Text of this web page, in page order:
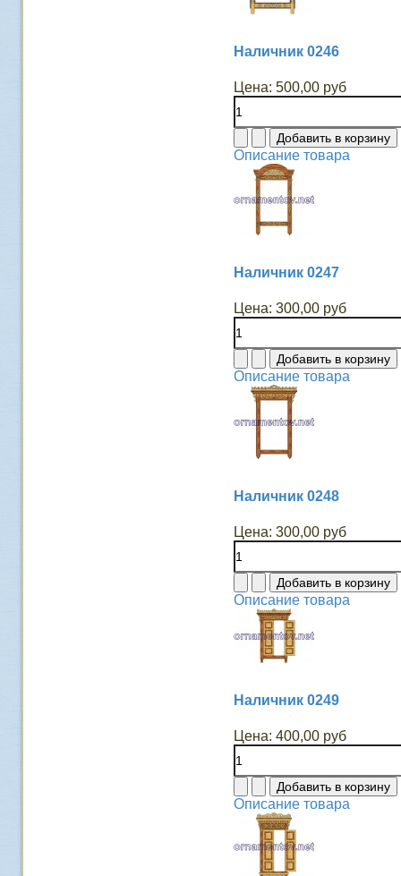
Наличник 0246
Цена: 500,00 руб
Описание товара
Наличник 0247
Цена: 300,00 руб
Описание товара
Наличник 0248
Цена: 300,00 руб
Описание товара
Наличник 0249
Цена: 400,00 руб
Описание товара